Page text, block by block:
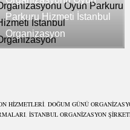
Parkuru Hizmeti İstanbul
Organizasyon
HIZMETLERI DOĞUM GÜNÜ
İSTANBUL ORGANIZASYON